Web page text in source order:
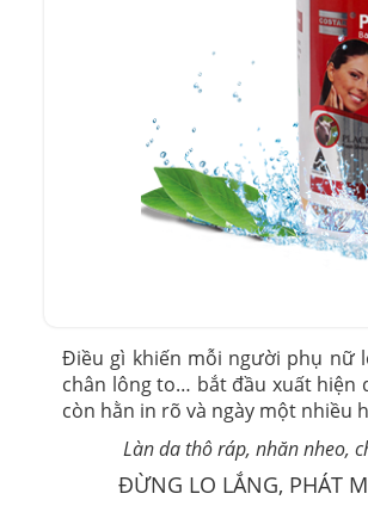
Điều gì khiến mỗi người phụ nữ
chân lông to… bắt đầu xuất hiện
còn hằn in rõ và ngày một nhiều
Làn da thô ráp, nhăn nheo,
ĐỪNG LO LẮNG, PHÁT